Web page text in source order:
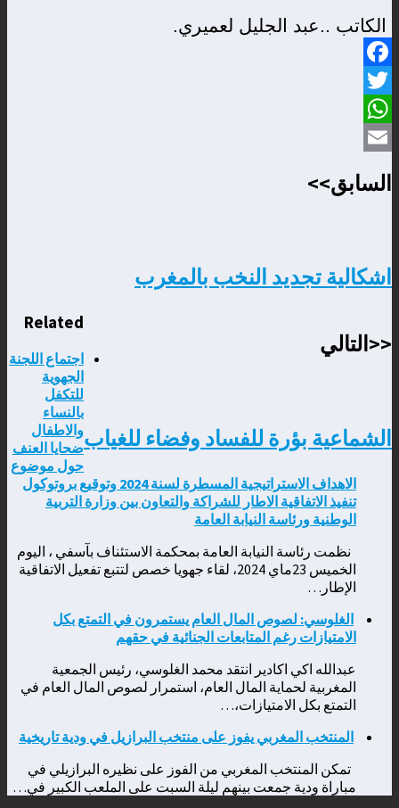
الكاتب ..عبد الجليل لعميري.
Facebook
Twitter
WhatsApp
السابق>>
اشكالية تجديد النخب بالمغرب
<<التالي
الشماعية بؤرة للفساد وفضاء للغياب
Related
اجتماع اللجنة
الجهوية
للتكفل
بالنساء
والاطفال
ضحايا العنف
حول موضوع
الاهداف الاستراتيجية المسطرة لسنة 2024 وتوقيع بروتوكول
تنفيذ الاتفاقية الاطار للشراكة والتعاون بين وزارة التربية
الوطنية ورئاسة النيابة العامة
نظمت رئاسة النيابة العامة بمحكمة الاستئناف بآسفي ، اليوم
الخميس 23ماي 2024، لقاء جهويا خصص لتتبع تفعيل الاتفاقية
الإطار…
الغلوسي: لصوص المال العام يستمرون في التمتع بكل
الامتيازات رغم المتابعات الجنائية في حقهم
عبدالله اكي اكادير انتقد محمد الغلوسي، رئيس الجمعية
المغربية لحماية المال العام، استمرار لصوص المال العام في
التمتع بكل الامتيازات،…
المنتخب المغربي يفوز على منتخب البرازيل في ودية تاريخية
تمكن المنتخب المغربي من الفوز على نظيره البرازيلي في
مباراة ودية جمعت بينهم ليلة السبت على الملعب الكبير في…